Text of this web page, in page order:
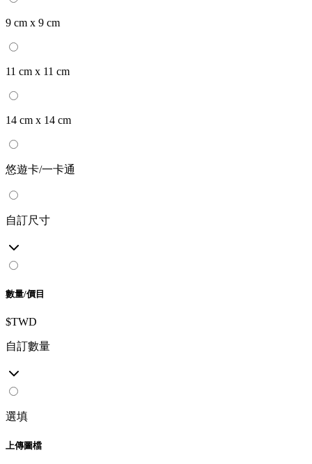
9 cm x 9 cm
11 cm x 11 cm
14 cm x 14 cm
悠遊卡/一卡通
自訂尺寸
數量/價目
$TWD
自訂數量
選填
上傳圖檔